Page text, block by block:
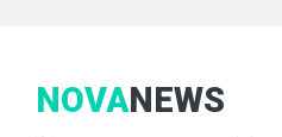
NOVANEWS